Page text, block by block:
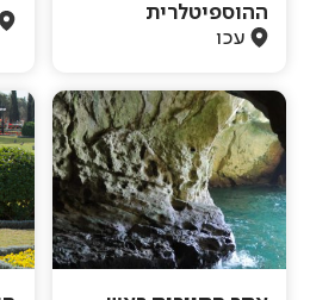
ההוספיטלרית
עכו